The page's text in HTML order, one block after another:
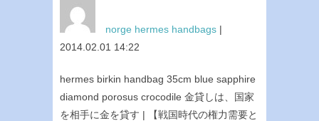
norge hermes handbags |
2014.02.01 14:22
hermes birkin handbag 35cm blue sapphire
diamond porosus crocodile 金貸しは、国家
を相手に金を貸す | 【戦国時代の権力需要と